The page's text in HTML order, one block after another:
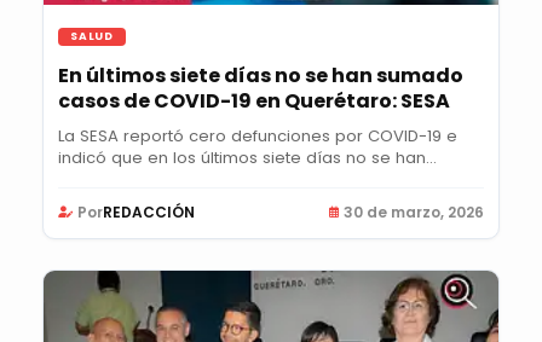
SALUD
En últimos siete días no se han sumado
casos de COVID-19 en Querétaro: SESA
La SESA reportó cero defunciones por COVID-19 e
indicó que en los últimos siete días no se han...
PorREDACCIÓN 30 de marzo, 2026